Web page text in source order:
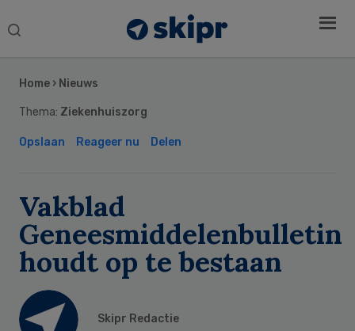
Search
Home › Nieuws
Thema: Ziekenhuiszorg
Opslaan Reageer nu Delen
Vakblad
Geneesmiddelenbulletin
houdt op te bestaan
Skipr Redactie
Sidebar